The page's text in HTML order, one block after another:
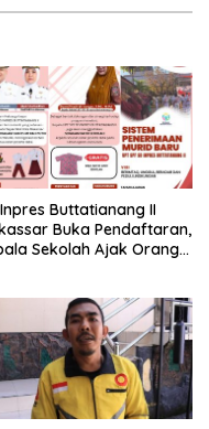
Buttatianang II
Buka Pendaftaran,
Sekolah Ajak Orang